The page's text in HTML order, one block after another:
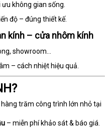
không gian sống.
độ – đúng thiết kế.
kính – cửa nhôm kính
showroom…
– cách nhiệt hiệu quả.
trăm công trình lớn nhỏ tại
– miễn phí khảo sát & báo giá.